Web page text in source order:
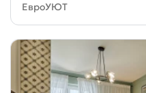
ЕвроУЮТ